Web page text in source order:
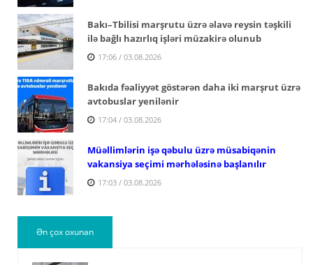
Bakı–Tbilisi marşrutu üzrə əlavə reysin təşkili
ilə bağlı hazırlıq işləri müzakirə olunub
17:06 / 03.08.2026
Bakıda fəaliyyət göstərən daha iki marşrut üzrə
avtobuslar yenilənir
17:04 / 03.08.2026
Müəllimlərin işə qəbulu üzrə müsabiqənin
vakansiya seçimi mərhələsinə başlanılır
17:03 / 03.08.2026
Ən çox oxunan